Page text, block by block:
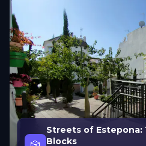
Streets of Estepona:
Blocks